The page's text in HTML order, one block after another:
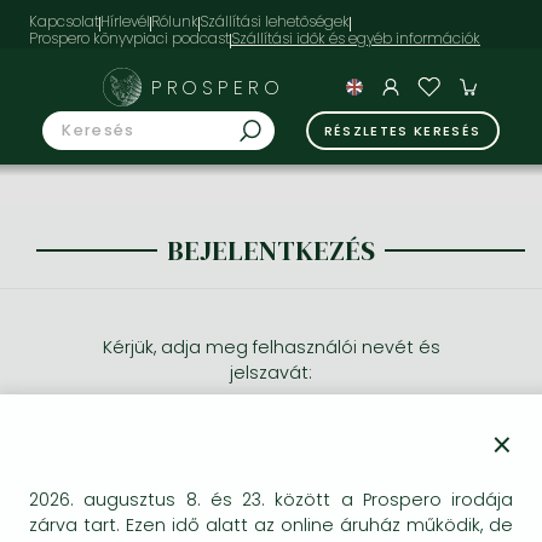
KapcsolatHírlevélRólunkSzállítási lehetőségek
Prospero könyvpiaci podcast
PROSPERO
RÉSZLETES KERESÉS
BEJELENTKEZÉS
Kérjük, adja meg felhasználói nevét és
jelszavát:
×
2026. augusztus 8. és 23. között a Prospero irodája
zárva tart. Ezen idő alatt az online áruház működik, de